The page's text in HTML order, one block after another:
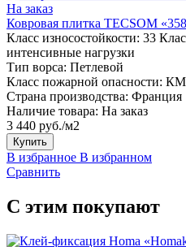
На заказ
Ковровая плитка TECSOM
Класс износостойкости: 33
интенсивные нагрузки
Тип ворса: Петлевой
Класс пожарной опасности:
Страна производства: Франция
Наличие товара: На заказ
3 440 руб./м2
Купить
В избранное В избранном
Сравнить
С этим покупают